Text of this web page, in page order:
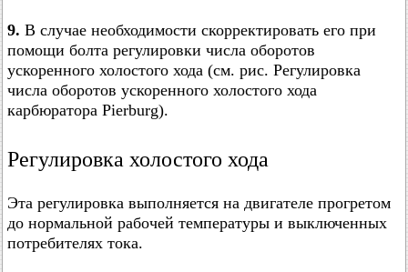
9. В случае необходимости скорректировать его при
помощи болта регулировки числа оборотов
ускоренного холостого хода (см. рис. Регулировка
числа оборотов ускоренного холостого хода
карбюратора Pierburg).
Регулировка холостого хода
Эта регулировка выполняется на двигателе прогретом
до нормальной рабочей температуры и выключенных
потребителях тока.